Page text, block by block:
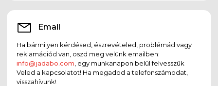
Email
Ha bármilyen kérdésed, észrevételed, problémád vagy
reklamációd van, oszd meg velünk emailben:
info@jadabo.com , egy munkanapon belül felvesszük
Veled a kapcsolatot! Ha megadod a telefonszámodat,
visszahívunk!